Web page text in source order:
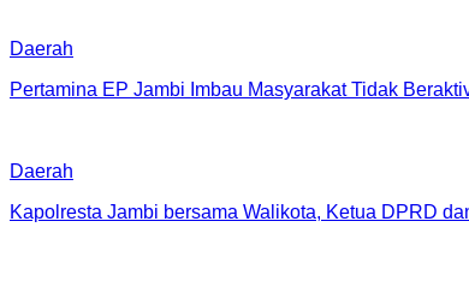
Daerah
Pertamina EP Jambi Imbau Masyarakat Tidak
Daerah
Kapolresta Jambi bersama Walikota, Ketua DPRD